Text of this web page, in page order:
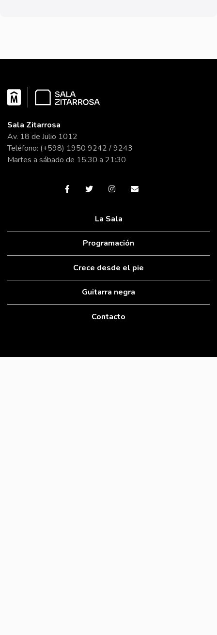
Sala Zitarrosa
Av. 18 de Julio 1012
Teléfono: (+598) 1950 9242 / 9243
Martes a sábado de 15:30 a 21:30
La Sala
Programación
Crece desde el pie
Guitarra negra
Contacto